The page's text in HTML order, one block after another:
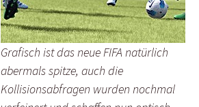
Grafisch ist das neue FIFA natürlich
abermals spitze, auch die
Kollisionsabfragen wurden nochmal